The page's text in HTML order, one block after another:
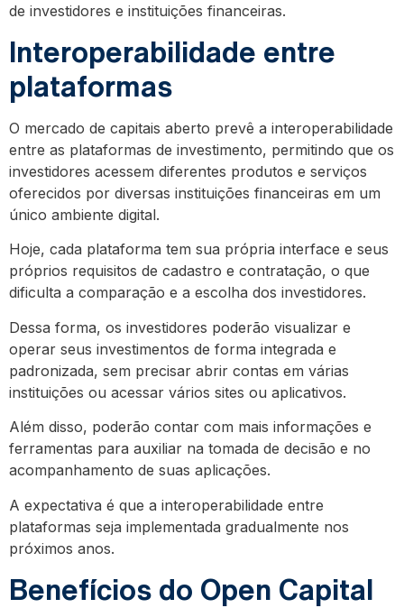
de investidores e instituições financeiras.
Interoperabilidade entre
plataformas
O mercado de capitais aberto prevê a interoperabilidade
entre as plataformas de investimento, permitindo que os
investidores acessem diferentes produtos e serviços
oferecidos por diversas instituições financeiras em um
único ambiente digital.
Hoje, cada plataforma tem sua própria interface e seus
próprios requisitos de cadastro e contratação, o que
dificulta a comparação e a escolha dos investidores.
Dessa forma, os investidores poderão visualizar e
operar seus investimentos de forma integrada e
padronizada, sem precisar abrir contas em várias
instituições ou acessar vários sites ou aplicativos.
Além disso, poderão contar com mais informações e
ferramentas para auxiliar na tomada de decisão e no
acompanhamento de suas aplicações.
A expectativa é que a interoperabilidade entre
plataformas seja implementada gradualmente nos
próximos anos.
Benefícios do Open Capital